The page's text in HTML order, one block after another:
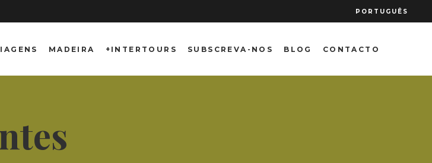
PORTUGUÊS
MADEIRA +INTERTOURS SUBSCREVA-NOS BLOG CONTACTO